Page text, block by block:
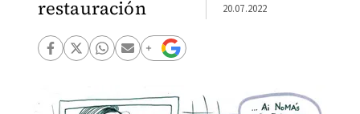
restauración
20.07.2022